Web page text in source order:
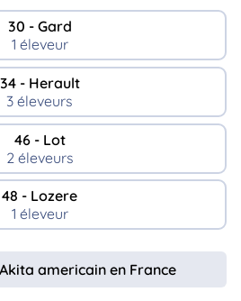
30 - Gard
1 éleveur
34 - Herault
3 éleveurs
46 - Lot
2 éleveurs
48 - Lozere
1 éleveur
americain en France